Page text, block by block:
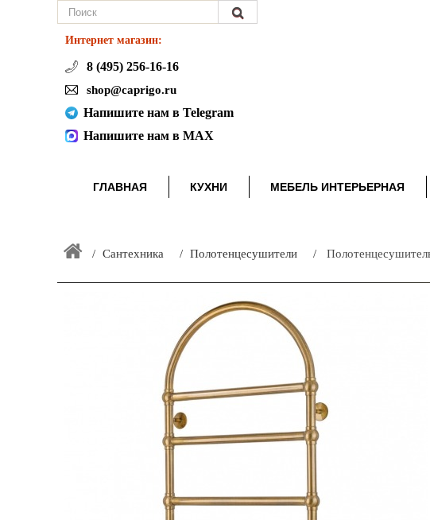
Интернет магазин:
8 (495) 256-16-16
shop@caprigo.ru
Напишите нам в Telegram
Напишите нам в MAX
ГЛАВНАЯ КУХНИ МЕБЕЛЬ ИНТЕРЬЕРНАЯ
Сантехника Полотенцесушители